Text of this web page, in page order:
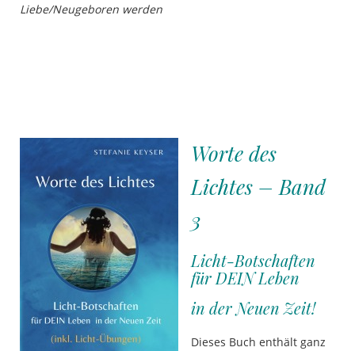
Liebe/Neugeboren werden
Worte des
Lichtes – Band
3
Licht-Botschaften
für DEIN Leben
in der Neuen Zeit!
Dieses Buch enthält ganz